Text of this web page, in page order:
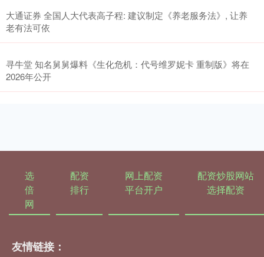
大通证券 全国人大代表高子程: 建议制定《养老服务法》, 让养
老有法可依
寻牛堂 知名舅舅爆料《生化危机：代号维罗妮卡 重制版》将在
2026年公开
选
倍
网
配资
排行
网上配资
平台开户
配资炒股网站
选择配资
友情链接：